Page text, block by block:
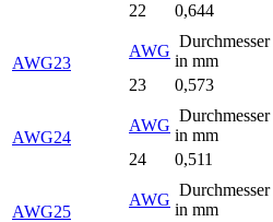
22
0,644
AWG23
AWG
Durchmesser
in mm
23
0,573
AWG24
AWG
Durchmesser
in mm
24
0,511
AWG25
AWG
Durchmesser
in mm